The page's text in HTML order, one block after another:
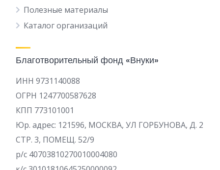
Полезные материалы
Каталог организаций
Благотворительный фонд «Внуки»
ИНН 9731140088
ОГРН 1247700587628
КПП 773101001
Юр. адрес: 121596, МОСКВА, УЛ ГОРБУНОВА, Д. 2
СТР. 3, ПОМЕЩ. 52/9
р/c 40703810270010004080